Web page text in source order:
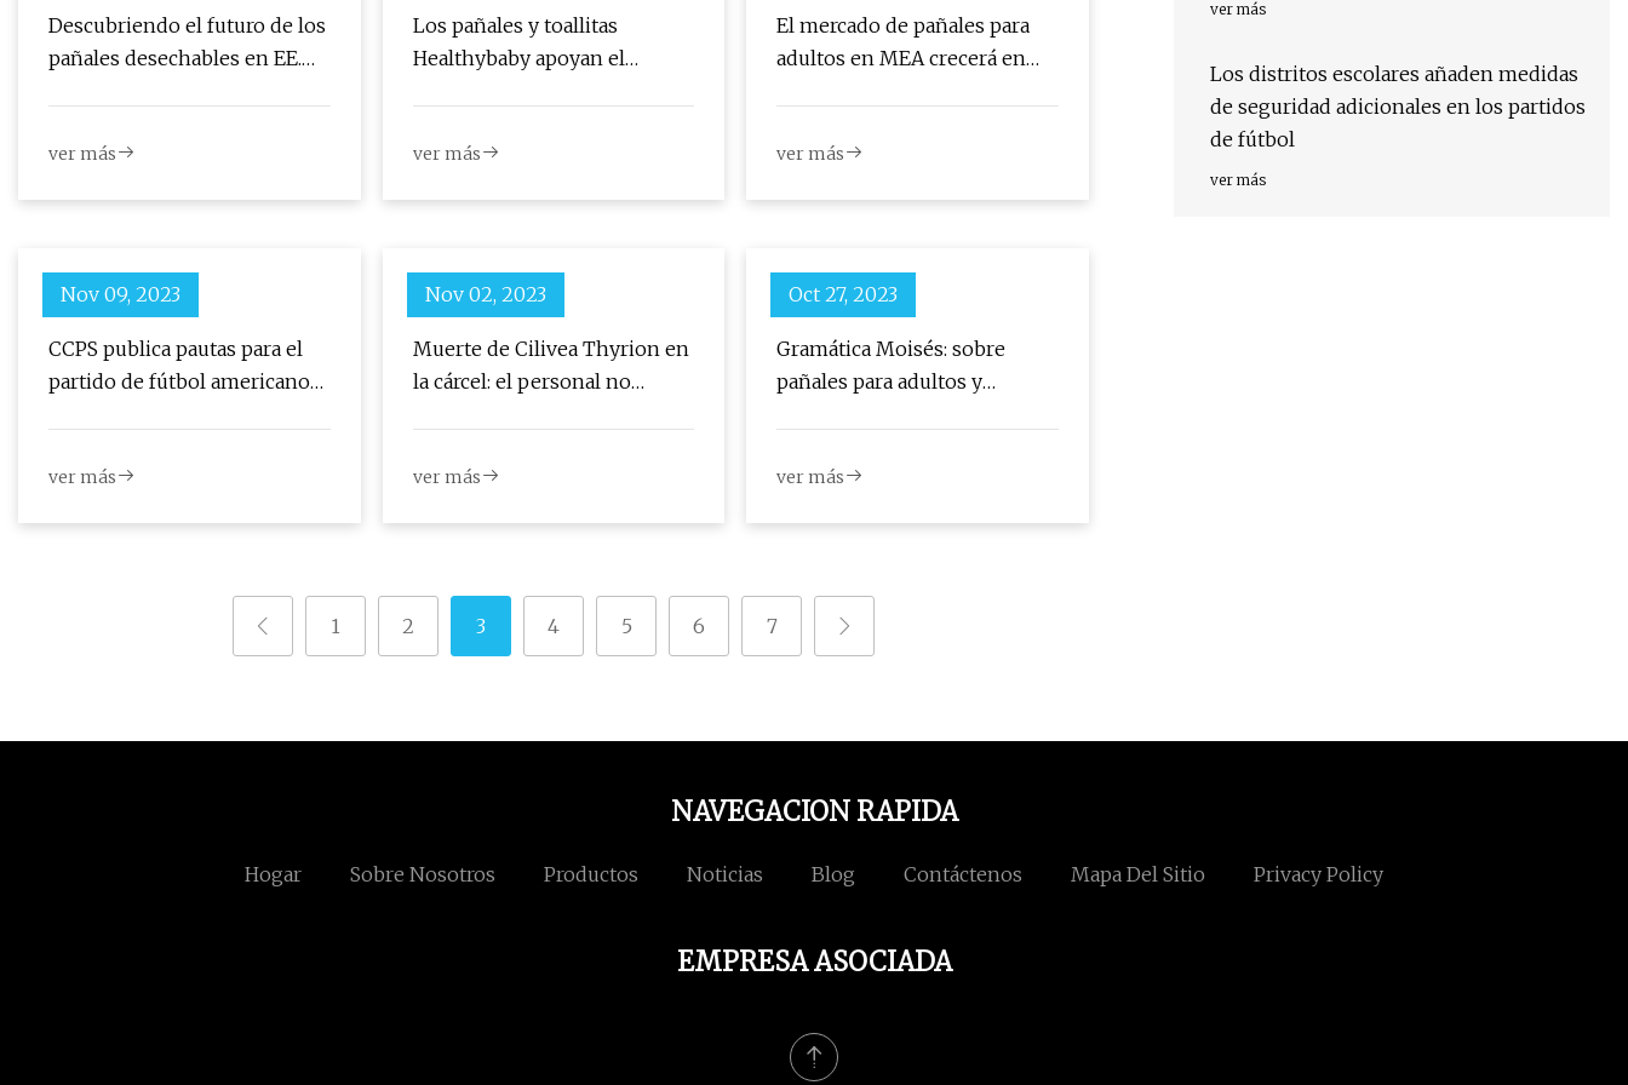
Descubriendo el futuro de los
pañales desechables en EE.
ver más
Los pañales y toallitas
Healthybaby apoyan el
ver más
El mercado de pañales para
adultos en MEA crecerá en
ver más
Nov 09, 2023
CCPS publica pautas para el
partido de fútbol americano
ver más
Nov 02, 2023
Muerte de Cilivea Thyrion en
la cárcel: el personal no
asfixiarse
ver más
Oct 27, 2023
Gramática Moisés: sobre
pañales para adultos y
ver más
1 2 3 4 5 6 7
ver más
Los distritos escolares añaden medidas
de seguridad adicionales en los partidos
de fútbol
ver más
NAVEGACION RAPIDA
Hogar Sobre Nosotros Productos Noticias Blog Contáctenos Mapa Del Sitio Privacy Policy
EMPRESA ASOCIADA